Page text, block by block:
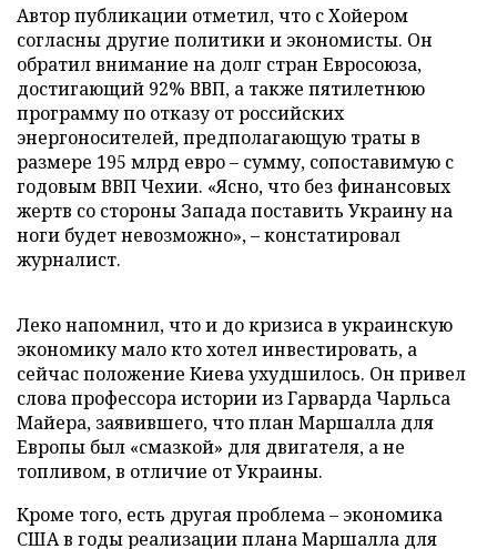
Автор публикации отметил, что с Хойером
согласны другие политики и экономисты. Он
обратил внимание на долг стран Евросоюза,
достигающий 92% ВВП, а также пятилетнюю
программу по отказу от российских
энергоносителей, предполагающую траты в
размере 195 млрд евро – сумму, сопоставимую с
годовым ВВП Чехии. «Ясно, что без финансовых
жертв со стороны Запада поставить Украину на
ноги будет невозможно», – констатировал
журналист.
Леко напомнил, что и до кризиса в украинскую
экономику мало кто хотел инвестировать, а
сейчас положение Киева ухудшилось. Он привел
слова профессора истории из Гарварда Чарльса
Майера, заявившего, что план Маршалла для
Европы был «смазкой» для двигателя, а не
топливом, в отличие от Украины.
Кроме того, есть другая проблема – экономика
США в годы реализации плана Маршалла для